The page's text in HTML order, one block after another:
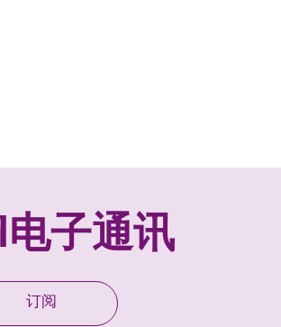
电子通讯
订阅